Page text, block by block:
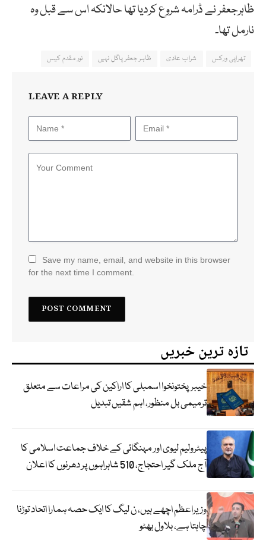
ظاہرجعفر نے ڈرامہ شروع کردیا تھا حالانکہ اس سے قبل وہ
نارمل تھا۔
تھراپی ورکس شراب عادی ظاہر جعفر پاگل نہیں نور مقدم کیس
LEAVE A REPLY
Save my name, email, and website in this browser
for the next time I comment.
تازہ ترین خبریں
خیبرپختونخوا اسمبلی کا اراکین کی مراعات سے متعلق
ترمیمی بل منظور، اہم شقیں تبدیل
پیٹرولیم لیوی اور مہنگائی کے خلاف جماعت اسلامی کا
آج ملک گیر احتجاج، 510 شاہراہوں پر دھرنوں کا اعلان
وزیراعظم اچھے ہیں، ن لیگ کا ایک حصہ ہمارا اتحاد توڑنا
چاہتا ہے، بلاول بھٹو